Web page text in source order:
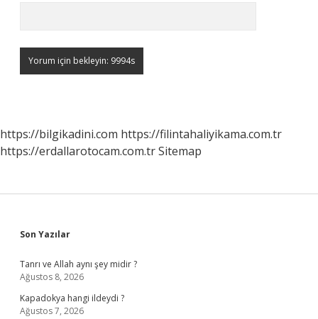
https://bilgikadini.com https://filintahaliyikama.com.tr
https://erdallarotocam.com.trSitemap
Sidebar
Son Yazılar
Tanrı ve Allah aynı şey midir ?
Ağustos 8, 2026
Kapadokya hangi ildeydi ?
Ağustos 7, 2026